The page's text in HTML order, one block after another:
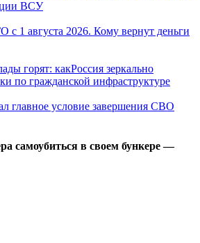
ВСУ
1 августа 2026. Кому вернут деньги
горят: какРоссия зеркально
по гражданской инфраструктуре
главное условие завершения СВО
самоубиться в своем бункере —